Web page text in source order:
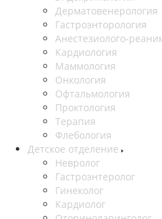
Дерматовенерология
Гастроэнторология
Анестезиолого-
Кардиология
Маммология
Онкология
Офтальмология
Проктология
Терапия
Флебология
Детское отделение
Невролог
Гастроэнтеролог
Гинеколог
Кардиолог